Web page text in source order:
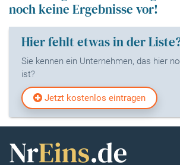
noch keine Ergebnisse vor!
Hier fehlt etwas in der
Sie kennen ein Unternehmen, das hier
ist?
Jetzt kostenlos eintragen